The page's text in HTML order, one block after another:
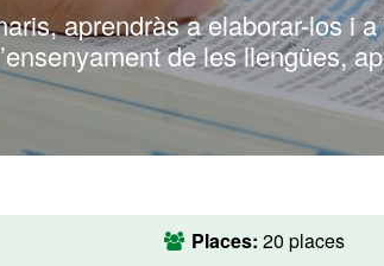
aprendràs a elaborar-los i a
de les llengües,
Places: 20 places